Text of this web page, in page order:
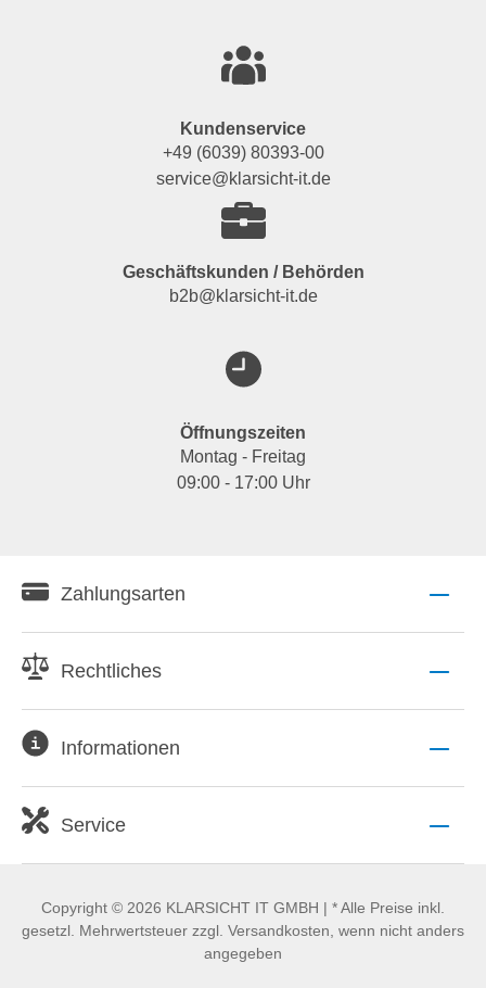
Kundenservice
+49 (6039) 80393-00
service@klarsicht-it.de
Geschäftskunden / Behörden
b2b@klarsicht-it.de
Öffnungszeiten
Montag - Freitag
09:00 - 17:00 Uhr
Zahlungsarten
Rechtliches
Informationen
Service
Copyright © 2026 KLARSICHT IT GMBH | * Alle Preise inkl.
gesetzl. Mehrwertsteuer zzgl. Versandkosten, wenn nicht anders
angegeben